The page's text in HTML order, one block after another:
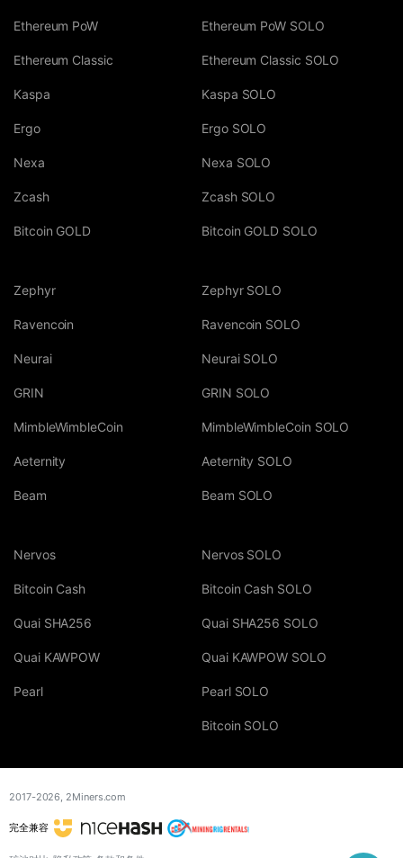
Ethereum PoW
Ethereum Classic
Kaspa
Ergo
Nexa
Zcash
Bitcoin GOLD
Ethereum PoW SOLO
Ethereum Classic SOLO
Kaspa SOLO
Ergo SOLO
Nexa SOLO
Zcash SOLO
Bitcoin GOLD SOLO
Zephyr
Ravencoin
Neurai
GRIN
MimbleWimbleCoin
Aeternity
Beam
Zephyr SOLO
Ravencoin SOLO
Neurai SOLO
GRIN SOLO
MimbleWimbleCoin SOLO
Aeternity SOLO
Beam SOLO
Nervos
Bitcoin Cash
Quai SHA256
Quai KAWPOW
Pearl
Nervos SOLO
Bitcoin Cash SOLO
Quai SHA256 SOLO
Quai KAWPOW SOLO
Pearl SOLO
Bitcoin SOLO
2017-2026, 2Miners.com
完全兼容